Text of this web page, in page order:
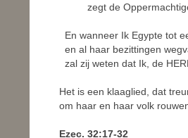
zegt de Oppermachtige
En wanneer Ik Egypte tot
en al haar bezittingen
zal zij weten dat Ik, de
Het is een klaaglied, dat
om haar en haar volk
Ezec. 32:17-32